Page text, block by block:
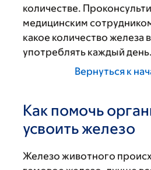
количестве.
медицинским
какое количество железа
употреблять каждый день.
Вернуться к
Как помочь
усвоить железо
Железо животного